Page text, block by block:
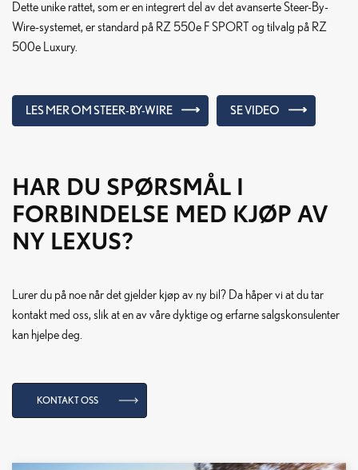
Dette unike rattet, som er en integrert del av det avanserte Steer-By-
Wire-systemet, er standard på RZ 550e F SPORT og tilvalg på RZ
500e Luxury.
LES MER OM STEER-BY-WIRE SE VIDEO
HAR DU SPØRSMÅL I
FORBINDELSE MED KJØP AV
NY LEXUS?
Lurer du på noe når det gjelder kjøp av ny bil? Da håper vi at du tar
kontakt med oss, slik at en av våre dyktige og erfarne salgskonsulenter
kan hjelpe deg.
KONTAKT OSS